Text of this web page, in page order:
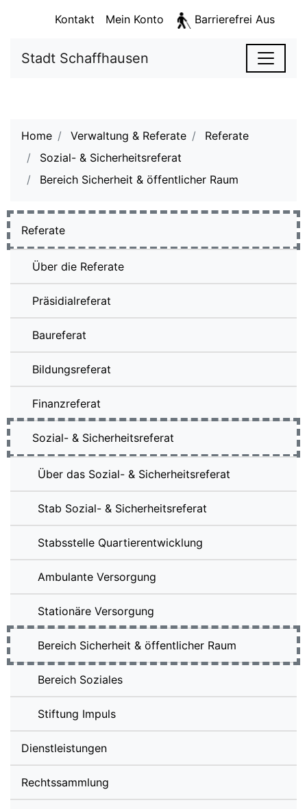
Kopfzeile
Stadt Schaffhausen -
Sprunglinks
zur Startseite
Direkt zur Hauptnavigation
Direkt zum Inhalt
Direkt zur Suche
Direkt zum Stichwortverzeichnis
Kontakt Mein Konto Barrierefrei Aus
Hauptnavigation
zur Startseite
Stadt Schaffhausen
Hauptinhalt
Sie sind hier:
Home Verwaltung & Referate
Referate
Sozial- & Sicherheitsreferat
Bereich Sicherheit & öffentlicher Raum
Subnavigation
Referate
Über die Referate
Präsidialreferat
Baureferat
Bildungsreferat
Finanzreferat
Sozial- & Sicherheitsreferat
Über das Sozial- & Sicherheitsreferat
Stab Sozial- & Sicherheitsreferat
Stabsstelle Quartierentwicklung
Ambulante Versorgung
Stationäre Versorgung
Bereich Sicherheit & öffentlicher Raum (ausgewählt)
Bereich Soziales
Stiftung Impuls
Dienstleistungen
Rechtssammlung